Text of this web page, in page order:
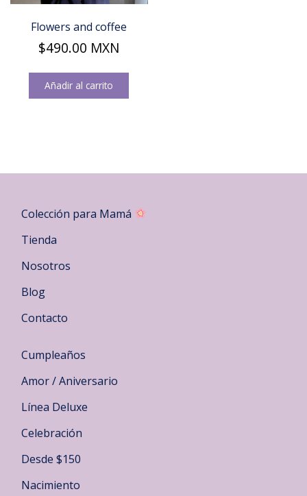
Flowers and coffee
$490.00 MXN
Añadir al carrito
Colección para Mamá
Tienda
Nosotros
Blog
Contacto
Cumpleaños
Amor / Aniversario
Línea Deluxe
Celebración
Desde $150
Nacimiento